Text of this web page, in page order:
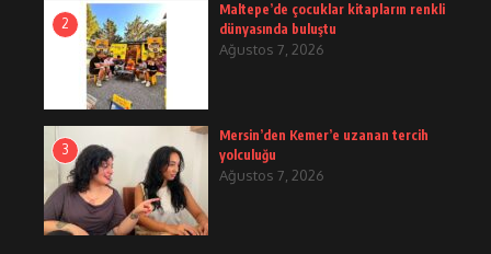
2
Maltepe’de çocuklar kitapların renkli
dünyasında buluştu
Ağustos 7, 2026
3
Mersin’den Kemer’e uzanan tercih
yolculuğu
Ağustos 7, 2026